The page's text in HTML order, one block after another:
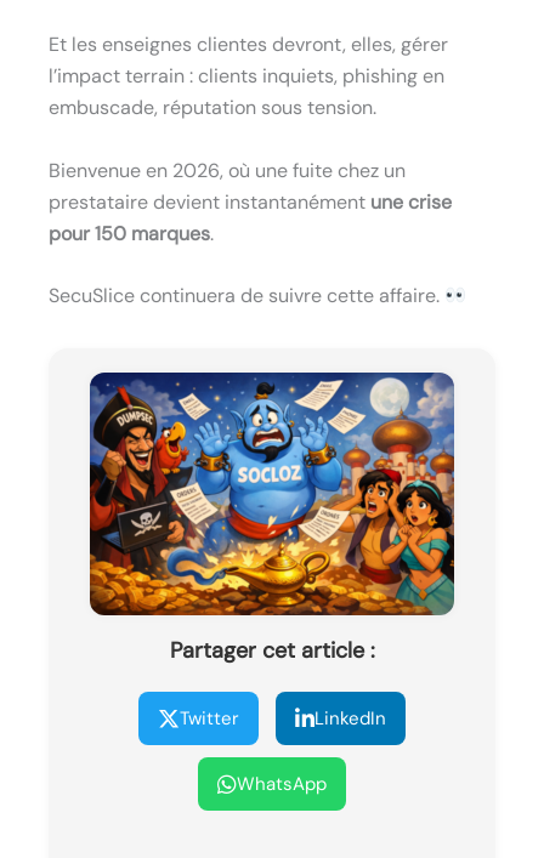
Et les enseignes clientes devront, elles, gérer
l’impact terrain : clients inquiets, phishing en
embuscade, réputation sous tension.
Bienvenue en 2026, où une fuite chez un
prestataire devient instantanément une crise
pour 150 marques.
SecuSlice continuera de suivre cette affaire.
Partager cet article :
Twitter LinkedIn
WhatsApp